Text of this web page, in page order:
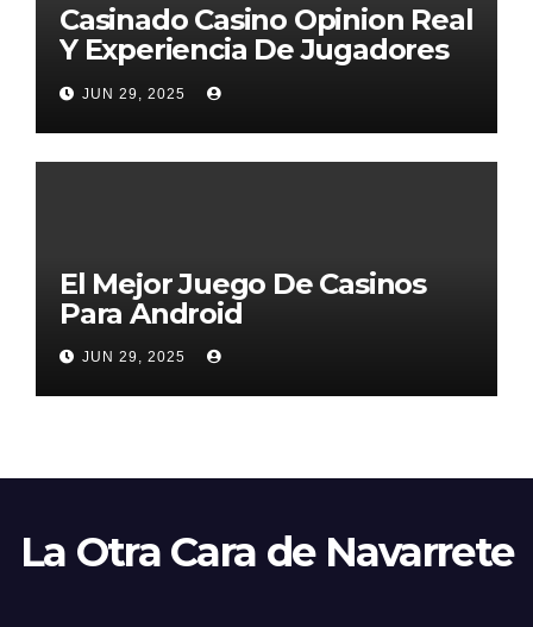
Casinado Casino Opinion Real
Y Experiencia De Jugadores
2026
JUN 29, 2025
El Mejor Juego De Casinos
Para Android
JUN 29, 2025
La Otra Cara de Navarrete